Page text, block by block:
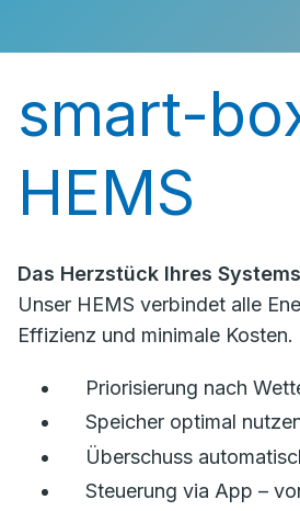
smart-
HEMS
Das Herzstück Ihres
Unser HEMS verbindet alle
Effizienz und minimale Kosten.
Priorisierung nach
Speicher optimal
Überschuss
Steuerung via App –